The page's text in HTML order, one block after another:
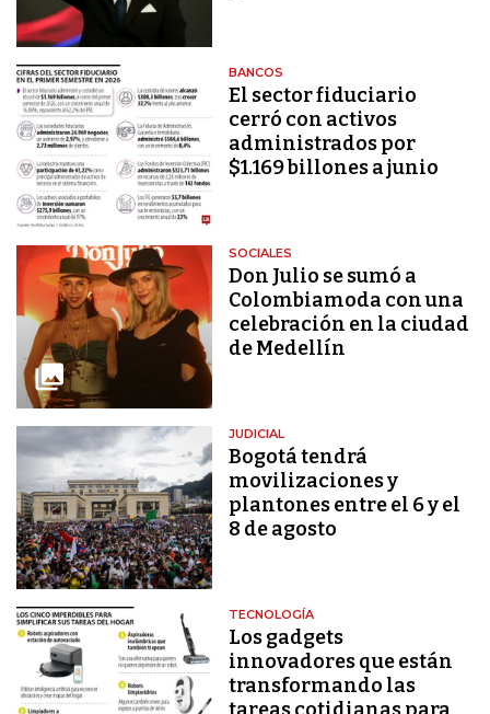
BANCOS
El sector fiduciario
cerró con activos
administrados por
$1.169 billones a junio
SOCIALES
Don Julio se sumó a
Colombiamoda con una
celebración en la ciudad
de Medellín
JUDICIAL
Bogotá tendrá
movilizaciones y
plantones entre el 6 y el
8 de agosto
TECNOLOGÍA
Los gadgets
innovadores que están
transformando las